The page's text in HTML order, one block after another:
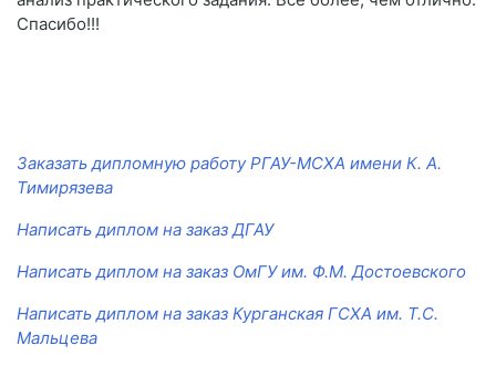
Спасибо!!!
Заказать дипломную работу РГАУ-МСХА имени К. А.
Тимирязева
Написать диплом на заказ ДГАУ
Написать диплом на заказ ОмГУ им. Ф.М. Достоевского
Написать диплом на заказ Курганская ГСХА им. Т.С.
Мальцева